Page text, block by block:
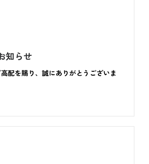
知らせ
配を賜り、誠にありがとうございま